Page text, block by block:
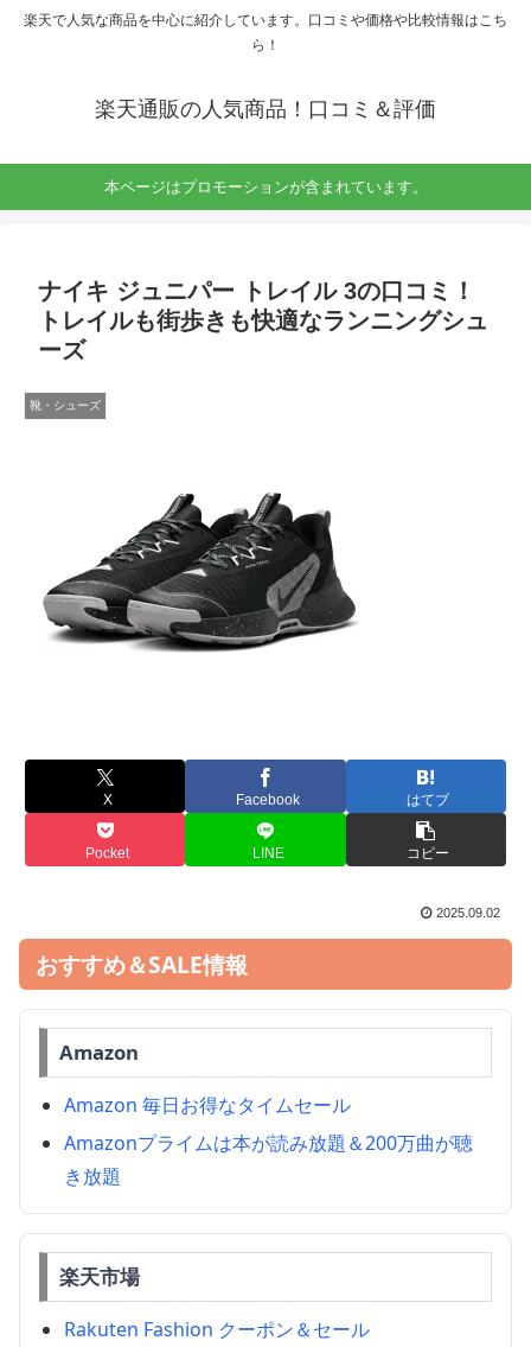
楽天で人気な商品を中心に紹介しています。口コミや価格や比較情報はこち
ら！
楽天通販の人気商品！口コミ＆評価
本ページはプロモーションが含まれています。
ナイキ ジュニパー トレイル 3の口コミ！
トレイルも街歩きも快適なランニングシュ
ーズ
靴・シューズ
X Facebook はてブ
Pocket LINE コピー
2025.09.02
おすすめ＆SALE情報
Amazon
Amazon 毎日お得なタイムセール
Amazonプライムは本が読み放題＆200万曲が聴
き放題
楽天市場
Rakuten Fashion クーポン＆セール